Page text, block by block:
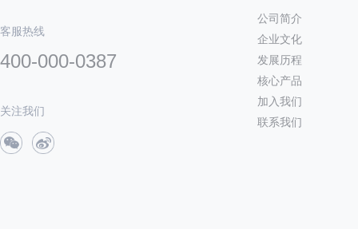
客服热线
400-000-0387
关注我们
公司简介
企业文化
发展历程
核心产品
加入我们
联系我们